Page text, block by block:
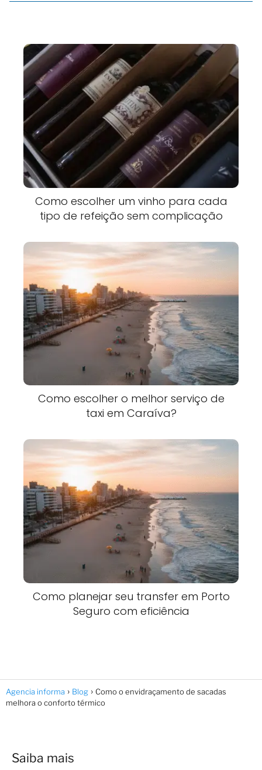
Como escolher um vinho para cada
tipo de refeição sem complicação
Como escolher o melhor serviço de
taxi em Caraíva?
Como planejar seu transfer em Porto
Seguro com eficiência
Agencia informa Blog
Como o envidraçamento de sacadas
melhora o conforto térmico
Saiba mais